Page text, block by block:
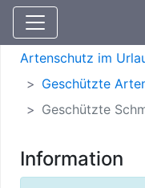
Artenschutz im
Geschützte
Geschützte
Information